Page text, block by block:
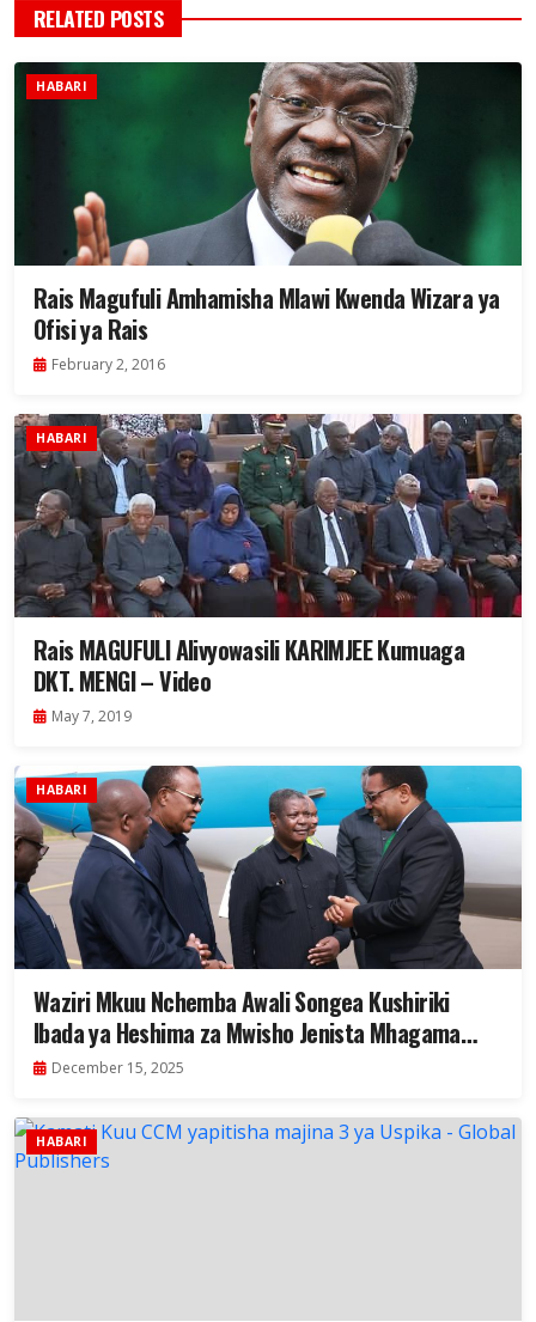
RELATED POSTS
HABARI
Rais Magufuli Amhamisha Mlawi Kwenda Wizara ya
Ofisi ya Rais
February 2, 2016
HABARI
Rais MAGUFULI Alivyowasili KARIMJEE Kumuaga
DKT. MENGI – Video
May 7, 2019
HABARI
Waziri Mkuu Nchemba Awali Songea Kushiriki
Ibada ya Heshima za Mwisho Jenista Mhagama
Peramiho
December 15, 2025
HABARI